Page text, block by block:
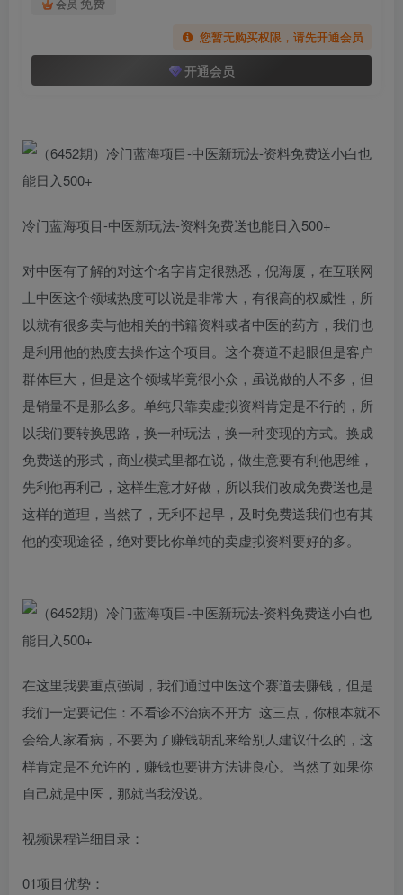
会员
您暂无购买权限，请先开通会员
开通会员
冷门蓝海项目-中医新玩法-资料免费送也能日入500+
对中医有了解的对这个名字肯定很熟悉，倪海厦，在互联网
上中医这个领域热度可以说是非常大，有很高的权威性，所
以就有很多卖与他相关的书籍资料或者中医的药方，我们也
是利用他的热度去操作这个项目。这个赛道不起眼但是客户
群体巨大，但是这个领域毕竟很小众，虽说做的人不多，但
是销量不是那么多。单纯只靠卖虚拟资料肯定是不行的，所
以我们要转换思路，换一种玩法，换一种变现的方式。换成
免费送的形式，商业模式里都在说，做生意要有利他思维，
先利他再利己，这样生意才好做，所以我们改成免费送也是
这样的道理，当然了，无利不起早，及时免费送我们也有其
他的变现途径，绝对要比你单纯的卖虚拟资料要好的多。
在这里我要重点强调，我们通过中医这个赛道去赚钱，但是
我们一定要记住：不看诊不治病不开方 这三点，你根本就不
会给人家看病，不要为了赚钱胡乱来给别人建议什么的，这
样肯定是不允许的，赚钱也要讲方法讲良心。当然了如果你
自己就是中医，那就当我没说。
视频课程详细目录：
01项目优势：